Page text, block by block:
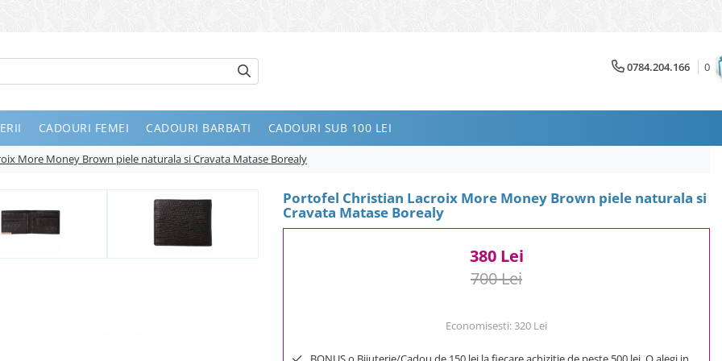
0784.204.166 0
CADOURI FEMEI CADOURI BARBATI CADOURI SUB 100 LEI
More Money Brown piele naturala si Cravata Matase Borealy
Portofel Christian Lacroix More Money Brown piele naturala si
Cravata Matase Borealy
380 Lei
700 Lei
Economisesti:320 Lei